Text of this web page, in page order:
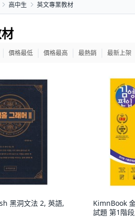
高中生 英文專業教材
價格最低 價格最高 最熱銷 最新上架
黑洞文法 2, 英語,
KimnBook
試題 第1階